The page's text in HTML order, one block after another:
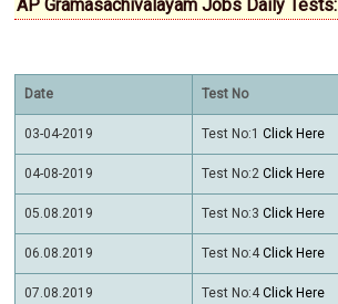
AP Gramasachivalayam Jobs Daily Tests:
Date Test No
03-04-2019 Test No:1Click Here
04-08-2019 Test No:2Click Here
05.08.2019 Test No:3Click Here
06.08.2019 Test No:4Click Here
07.08.2019 Test No:4Click Here